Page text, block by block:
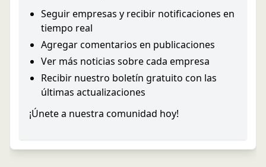
Seguir empresas y recibir notificaciones en
tiempo real
Agregar comentarios en publicaciones
Ver más noticias sobre cada empresa
Recibir nuestro boletín gratuito con las
últimas actualizaciones
¡Únete a nuestra comunidad hoy!